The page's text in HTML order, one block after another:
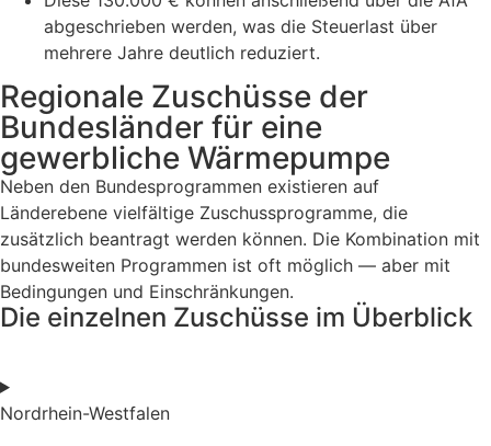
abgeschrieben werden, was die Steuerlast über
mehrere Jahre deutlich reduziert.
Regionale Zuschüsse der
Bundesländer für eine
gewerbliche Wärmepumpe
Neben den Bundesprogrammen existieren auf
Länderebene vielfältige Zuschussprogramme, die
zusätzlich beantragt werden können. Die Kombination mit
bundesweiten Programmen ist oft möglich — aber mit
Bedingungen und Einschränkungen.
Die einzelnen Zuschüsse im Überblick
Nordrhein-Westfalen